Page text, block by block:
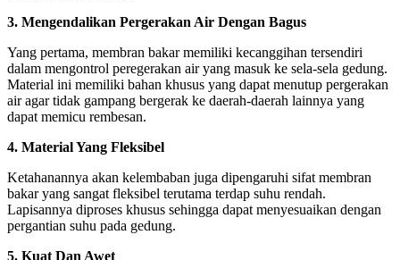
3. Mengendalikan Pergerakan Air Dengan Bagus
Yang pertama, membran bakar memiliki kecanggihan tersendiri
dalam mengontrol peregerakan air yang masuk ke sela-sela gedung.
Material ini memiliki bahan khusus yang dapat menutup pergerakan
air agar tidak gampang bergerak ke daerah-daerah lainnya yang
dapat memicu rembesan.
4. Material Yang Fleksibel
Ketahanannya akan kelembaban juga dipengaruhi sifat membran
bakar yang sangat fleksibel terutama terdap suhu rendah.
Lapisannya diproses khusus sehingga dapat menyesuaikan dengan
pergantian suhu pada gedung.
5. Kuat Dan Awet